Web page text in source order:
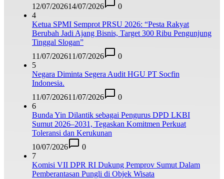
12/07/202614/07/2026
0
4
Ketua SPMI Semprot PRSU 2026: “Pesta Rakyat
Berubah Jadi Ajang Bisnis, Target 300 Ribu Pengunjung
Tinggal Slogan”
11/07/202611/07/2026
0
5
Negara Diminta Segera Audit HGU PT Socfin
Indonesia.
11/07/202611/07/2026
0
6
Bunda Yin Dilantik sebagai Pengurus DPD LKBI
Sumut 2026–2031, Tegaskan Komitmen Perkuat
Toleransi dan Kerukunan
10/07/2026
0
7
Komisi VII DPR RI Dukung Pemprov Sumut Dalam
Pemberantasan Pungli di Objek Wisata